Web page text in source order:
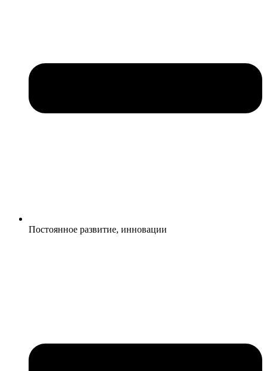
Постоянное развитие, инновации